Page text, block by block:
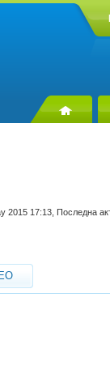
2015 17:13, Последна